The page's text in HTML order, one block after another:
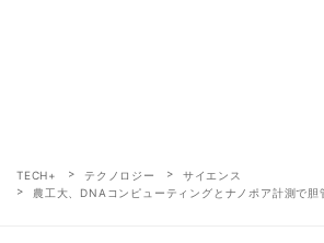
TECH+ テクノロジー
サイエンス
農工大、DNAコンピューティングとナノポア計測で胆